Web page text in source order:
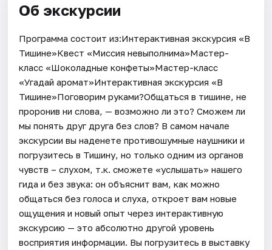
Об экскурсии
Программа состоит из:Интерактивная экскурсия «В
Тишине»Квест «Миссия невыполнима»Мастер-
класс «Шоколадные конфеты»Мастер-класс
«Угадай аромат»Интерактивная экскурсия «В
Тишине»Поговорим руками?Общаться в тишине, не
проронив ни слова, — возможно ли это? Сможем ли
мы понять друг друга без слов? В самом начале
экскурсии вы наденете противошумные наушники и
погрузитесь в Тишину, но только одним из органов
чувств – слухом, т.к. сможете «услышать» нашего
гида и без звука: он объяснит вам, как можно
общаться без голоса и слуха, откроет вам новые
ощущения и новый опыт через интерактивную
экскурсию — это абсолютно другой уровень
восприятия информации. Вы погрузитесь в выставку